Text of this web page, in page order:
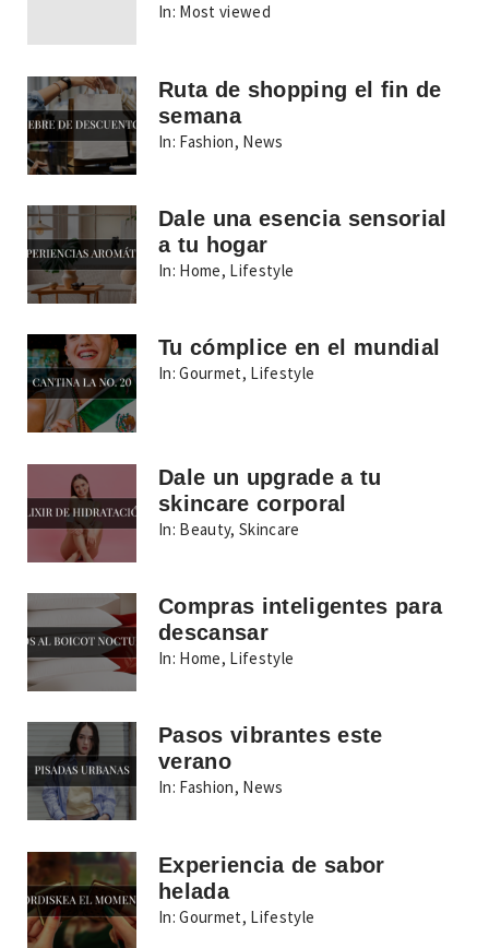
In: Most viewed
Ruta de shopping el fin de
semana
In: Fashion, News
Dale una esencia sensorial
a tu hogar
In: Home, Lifestyle
Tu cómplice en el mundial
In: Gourmet, Lifestyle
Dale un upgrade a tu
skincare corporal
In: Beauty,Skincare
Compras inteligentes para
descansar
In: Home, Lifestyle
Pasos vibrantes este
verano
In: Fashion, News
Experiencia de sabor
helada
In: Gourmet, Lifestyle